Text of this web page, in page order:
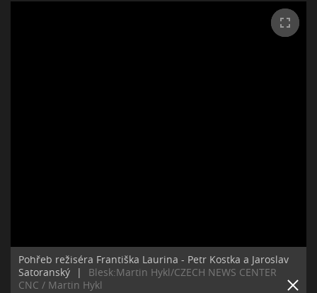
Pohřeb režiséra Františka Laurina - Petr Kostka a Jaroslav
Satoranský
|
Blesk:Martin Hykl/CZECH NEWS CENTER
CNC / Martin Hykl